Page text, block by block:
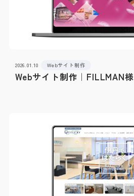
Webサイト制作｜FILLMAN様
2026.01.10 Webサイト制作